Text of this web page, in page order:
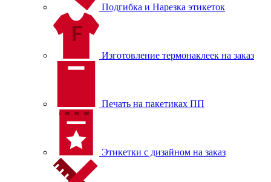
Подгибка и Нарезка этикеток
Изготовление термонаклеек на заказ
Печать на пакетиках ПП
Этикетки с дизайном на заказ